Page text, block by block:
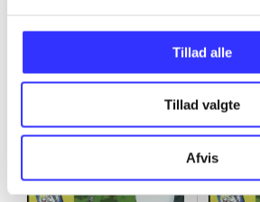
Tillad alle
Tillad valgte
Afvis